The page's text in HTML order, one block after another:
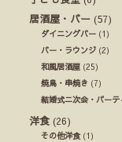
居酒屋・バー (57)
ダイニングバー (1)
バー・ラウンジ (2)
和風居酒屋 (25)
焼鳥・串焼き (7)
結婚式ニ次会・パーテ
洋食 (26)
その他洋食(1)